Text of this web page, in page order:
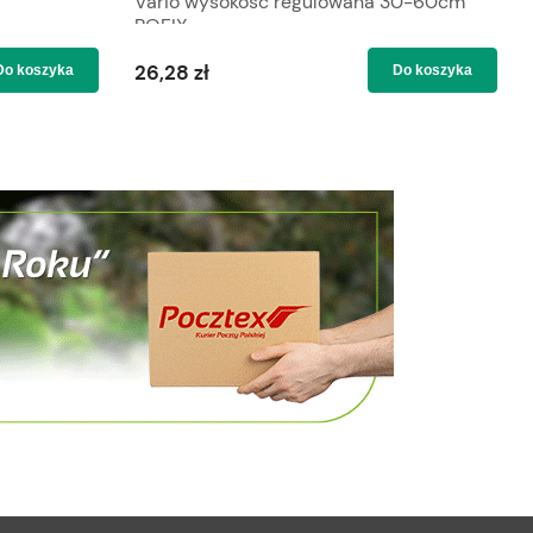
koszyka
ROFIX
26,28 zł Do koszyka